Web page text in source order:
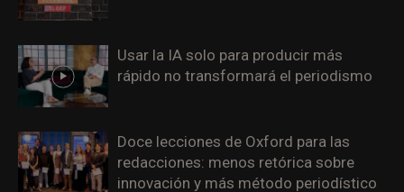
Usar la IA solo para producir más
rápido no transformará el periodismo
Doce lecciones de Oxford para las
redacciones: menos retórica sobre
innovación y más método periodístico